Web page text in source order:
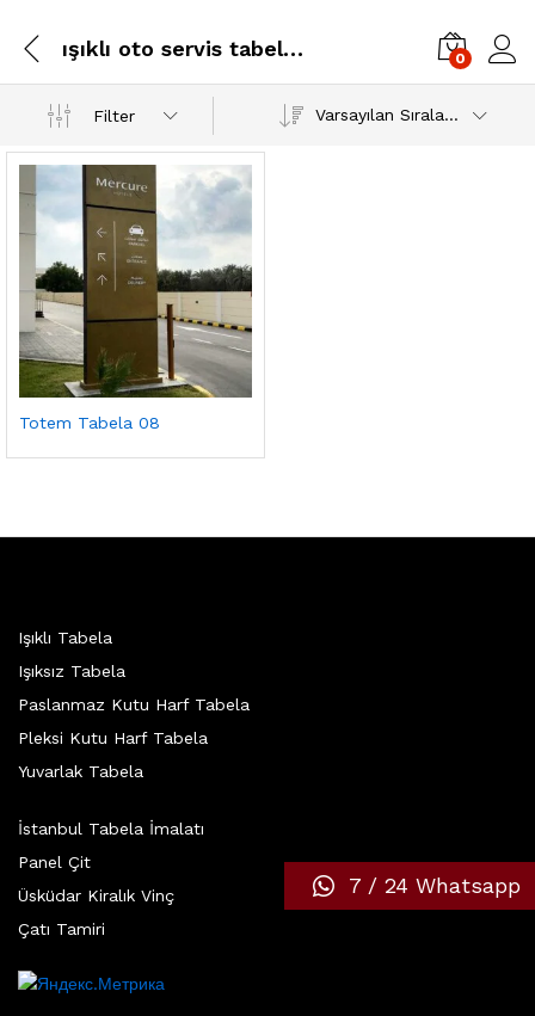
ışıklı oto servis tabelaları 0
Filter Varsayılan Sıralama
Totem Tabela 08
Işıklı Tabela
Işıksız Tabela
Paslanmaz Kutu Harf Tabela
Pleksi Kutu Harf Tabela
Yuvarlak Tabela
İstanbul Tabela İmalatı
Panel Çit
Üsküdar Kiralık Vinç
Çatı Tamiri
7 / 24 Whatsapp